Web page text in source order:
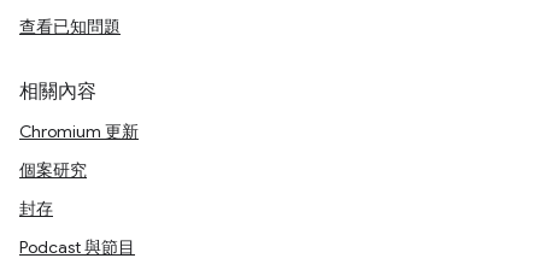
查看已知問題
相關內容
Chromium 更新
個案研究
封存
Podcast 與節目